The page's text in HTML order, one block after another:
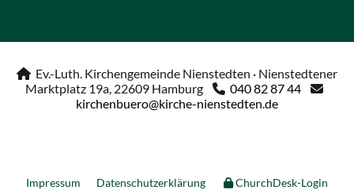
 Ev.-Luth. Kirchengemeinde Nienstedten · Nienstedtener
Marktplatz 19a, 22609 Hamburg
 040 82 87 44 
kirchenbuero@kirche-nienstedten.de
Impressum Datenschutzerklärung ChurchDesk-Login